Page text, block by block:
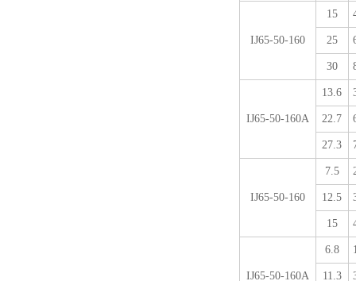
IJ65-50-160
15
25
30
IJ65-50-160A
13.6
22.7
27.3
IJ65-50-160
7.5
12.5
15
IJ65-50-160A
6.8
11.3